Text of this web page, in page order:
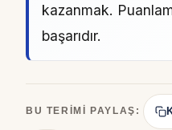
kazanmak.
başarıdır.
BU TERIMI PAYLAŞ: